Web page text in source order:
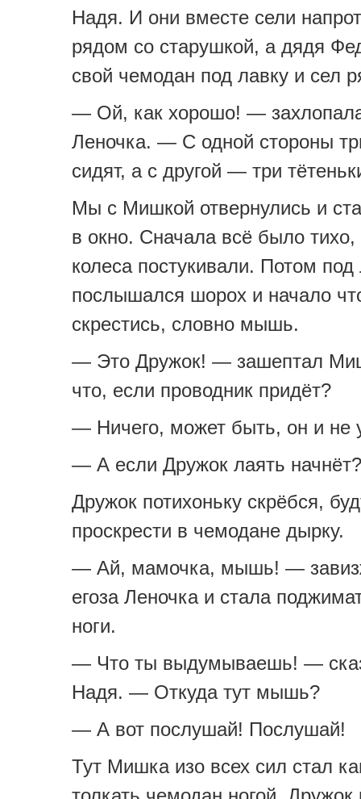
Надя. И они вместе сели
рядом со старушкой, а дядя
свой чемодан под лавку и сел
— Ой, как хорошо! —
Леночка. — С одной стороны
сидят, а с другой — три
Мы с Мишкой отвернулись и
в окно. Сначала всё было тихо,
колеса постукивали. Потом под
послышался шорох и начало
скрестись, словно мышь.
— Это Дружок! — зашептал
что, если проводник придёт?
— Ничего, может быть, он и не
— А если Дружок лаять начнёт?
Дружок потихоньку скрёбся,
проскрести в чемодане дырку.
— Ай, мамочка, мышь! —
егоза Леночка и стала
ноги.
— Что ты выдумываешь! —
Надя. — Откуда тут мышь?
— А вот послушай! Послушай!
Тут Мишка изо всех сил стал